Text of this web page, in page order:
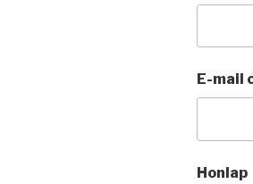
E-mail
Honlap